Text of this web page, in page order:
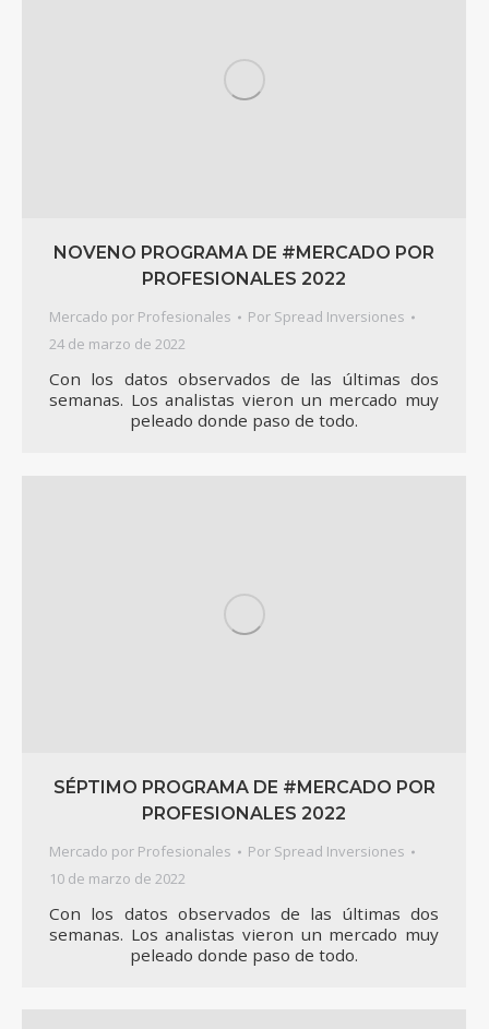
NOVENO PROGRAMA DE #MERCADO POR
PROFESIONALES 2022
Mercado por Profesionales Por Spread Inversiones
24 de marzo de 2022
Con los datos observados de las últimas dos
semanas. Los analistas vieron un mercado muy
peleado donde paso de todo.
SÉPTIMO PROGRAMA DE #MERCADO POR
PROFESIONALES 2022
Mercado por Profesionales Por Spread Inversiones
10 de marzo de 2022
Con los datos observados de las últimas dos
semanas. Los analistas vieron un mercado muy
peleado donde paso de todo.